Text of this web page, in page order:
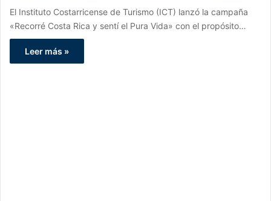
El Instituto Costarricense de Turismo (ICT) lanzó la campaña
«Recorré Costa Rica y sentí el Pura Vida» con el propósito…
Leer más »